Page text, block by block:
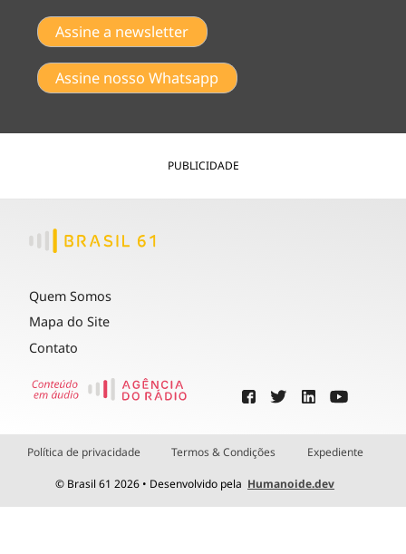
Assine a newsletter
Assine nosso Whatsapp
PUBLICIDADE
Quem Somos
Mapa do Site
Contato
Política de privacidade Termos & Condições Expediente
© Brasil 61 2026 • Desenvolvido pela Humanoide.dev